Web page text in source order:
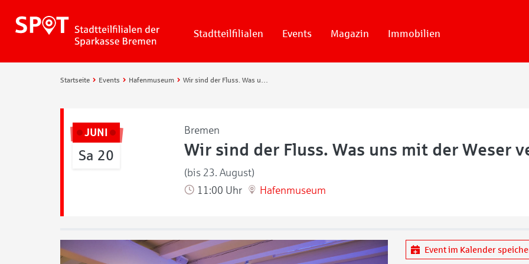
Stadtteilfilialen Events Magazin Immobilien
Startseite Events Hafenmuseum Wir sind der Fluss. Was uns mit der Weser verbindet
JUNI
Sa 20
Bremen
Wir sind der Fluss. Was uns mit der Weser
(bis 23. August)
11:00 Uhr
Hafenmuseum
Event im Kalender